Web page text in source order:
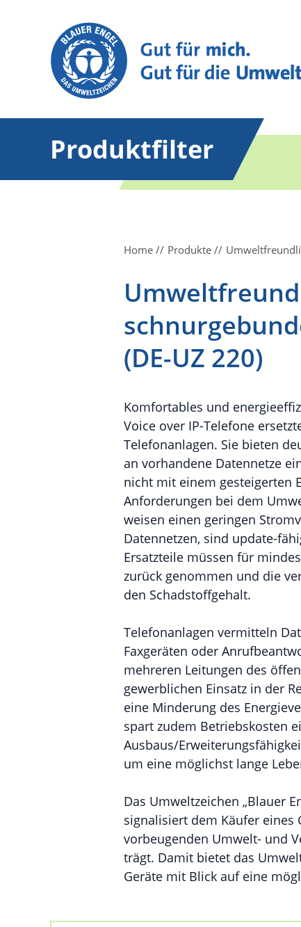
Produktfilter
Home Produkte
(DE-UZ 220)
Komfortables und
Voice over IP-Telefone
Telefonanlagen. Sie bieten
an vorhandene Datennetze
nicht mit einem gesteigerten
Anforderungen bei dem
weisen einen geringen
Datennetzen, sind update-
Ersatzteile müssen für
zurück genommen und die
den Schadstoffgehalt.
Telefonanlagen vermitteln
Faxgeräten oder
mehreren Leitungen des
gewerblichen Einsatz in der
eine Minderung des
spart zudem Betriebskosten
Ausbaus/
um eine möglichst lange
Das Umweltzeichen „Blauer
signalisiert dem Käufer eines
vorbeugenden Umwelt- und
trägt. Damit bietet das
Geräte mit Blick auf eine